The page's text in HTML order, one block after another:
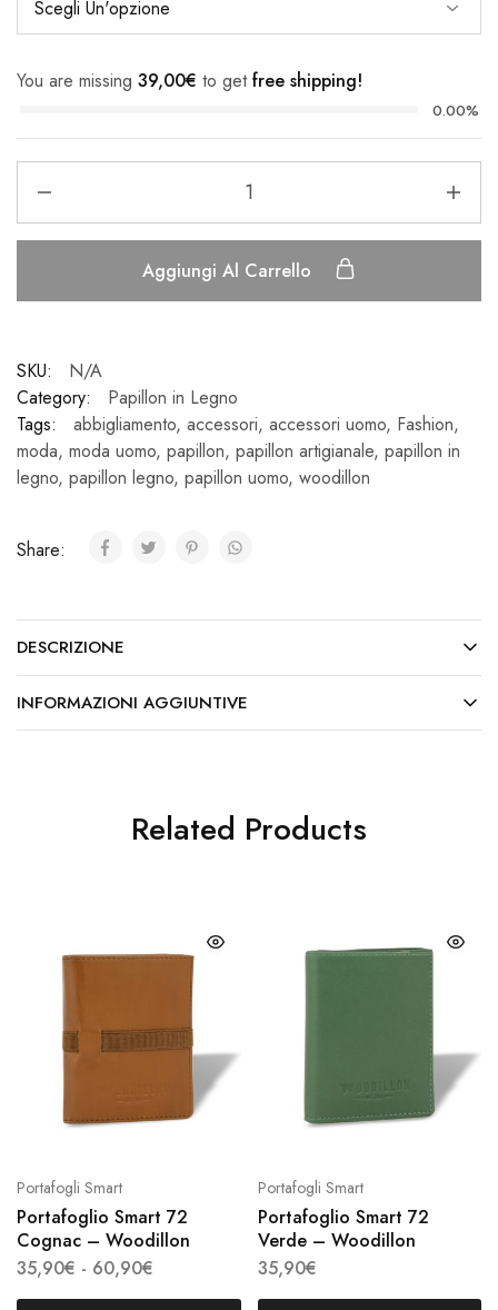
You are missing 39,00€ to getfree shipping!
0.00%
legno
Woodillon
Aggiungi Al Carrello
SKU:
N/A
Category:
Papillon in Legno
Tags:
abbigliamento, accessori, accessori uomo, Fashion,
moda, moda uomo, papillon, papillon artigianale, papillon in
legno, papillon legno, papillon uomo, woodillon
Share:
DESCRIZIONE
INFORMAZIONI AGGIUNTIVE
Related Products
Questo
varianti.
Le
opzioni
Portafogli Smart
Portafoglio Smart 72
Cognac – Woodillon
35,90€ - 60,90€
di
Le
Portafogli Smart
Portafoglio Smart 72
Verde – Woodillon
35,90€